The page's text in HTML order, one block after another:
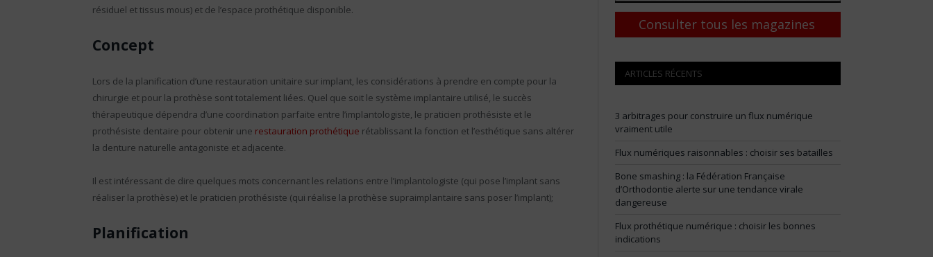
résiduel et tissus mous) et de l’espace prothétique disponible.
Concept
Lors de la planification d’une restauration unitaire sur implant, les considérations à prendre en compte pour la
chirurgie et pour la prothèse sont totalement liées. Quel que soit le système implantaire utilisé, le succès
thérapeutique dépendra d’une coordination parfaite entre l’implantologiste, le praticien prothésiste et le
prothésiste dentaire pour obtenir une restauration prothétique rétablissant la fonction et l’esthétique sans altérer
la denture naturelle antagoniste et adjacente.
Il est intéressant de dire quelques mots concernant les relations entre l’implantologiste (qui pose l’implant sans
réaliser la prothèse) et le praticien prothésiste (qui réalise la prothèse supraimplantaire sans poser l’implant);
Planification
Consulter tous les magazines
ARTICLES RÉCENTS
3 arbitrages pour construire un flux numérique
vraiment utile
Flux numériques raisonnables : choisir ses batailles
Bone smashing : la Fédération Française
d’Orthodontie alerte sur une tendance virale
dangereuse
Flux prothétique numérique : choisir les bonnes
indications